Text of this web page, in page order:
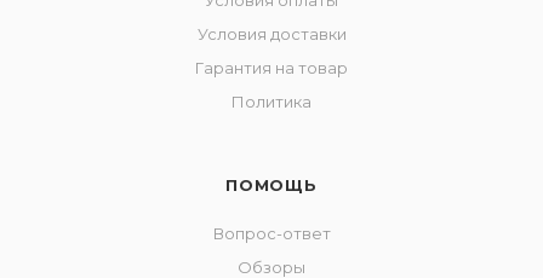
Условия доставки
Гарантия на товар
Политика
ПОМОЩЬ
Вопрос-ответ
Обзоры